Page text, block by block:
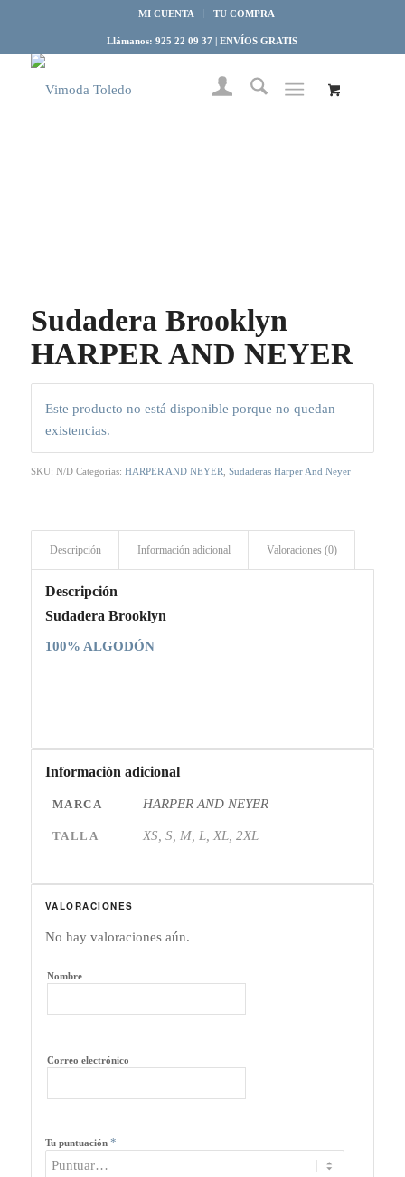
MI CUENTA TU COMPRA
Llámanos: 925 22 09 37 | ENVÍOS GRATIS
Sudadera Brooklyn
HARPER AND NEYER
Este producto no está disponible porque no quedan
existencias.
SKU: N/D Categorías: HARPER AND NEYER Sudaderas Harper And Neyer
Descripción Información adicional Valoraciones (0)
Descripción
Sudadera Brooklyn
100% ALGODÓN
Información adicional
MARCA HARPER AND NEYER
TALLA XS, S, M, L, XL, 2XL
VALORACIONES
No hay valoraciones aún.
Nombre
Correo electrónico
Tu puntuación *